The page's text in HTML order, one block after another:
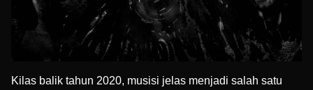
Kilas balik tahun 2020, musisi jelas menjadi salah satu